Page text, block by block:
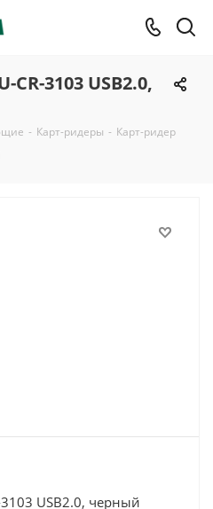
3103 USB2.0,
- Карт-ридеры - Карт-ридер
USB2.0, черный